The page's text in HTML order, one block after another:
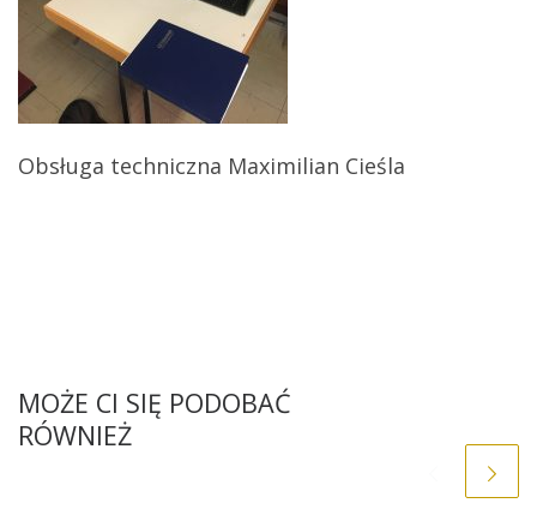
Obsługa techniczna Maximilian Cieśla
MOŻE CI SIĘ PODOBAĆ
RÓWNIEŻ